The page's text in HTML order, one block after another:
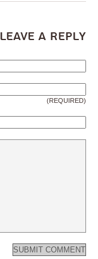
Leave a Reply
(REQUIRED)